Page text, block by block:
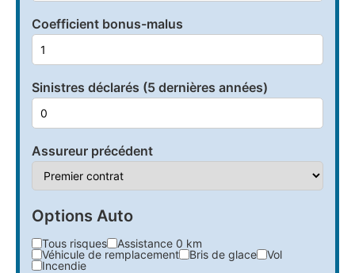
Coefficient bonus-malus
Sinistres déclarés (5 dernières années)
Assureur précédent
Options Auto
Tous risques
Assistance 0 km
Véhicule de remplacement
Bris de glace
Vol
Incendie